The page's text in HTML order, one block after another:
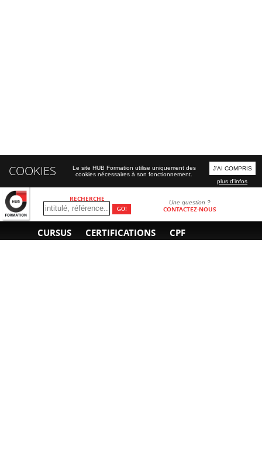
RECHERCHE Une question ?
CONTACTEZ-NOUS
CURSUS CERTIFICATIONS CPF
COOKIES
Le site HUB Formation utilise uniquement des
cookies nécessaires à son fonctionnement.
J'AI COMPRIS
plus d'infos